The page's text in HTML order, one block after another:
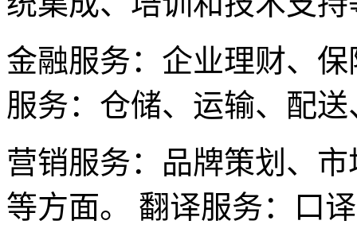
金融服务：企业理财、
服务：仓储、运输、配
营销服务：品牌策划、
等方面。 翻译服务：口